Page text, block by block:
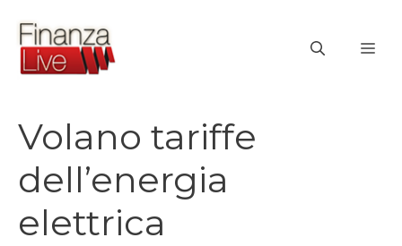
contenuto
Volano tariffe
dell’energia
elettrica